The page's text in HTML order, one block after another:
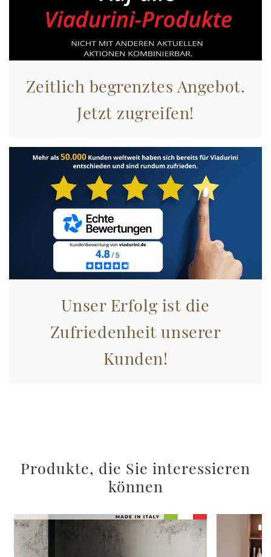
Zeitlich begrenztes Angebot.
Jetzt zugreifen!
Unser Erfolg ist die
Zufriedenheit unserer
Kunden!
Produkte, die Sie interessieren
können